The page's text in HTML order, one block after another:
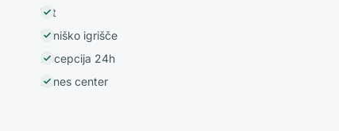
Vrt
Teniško igrišče
Recepcija 24h
Fitnes center